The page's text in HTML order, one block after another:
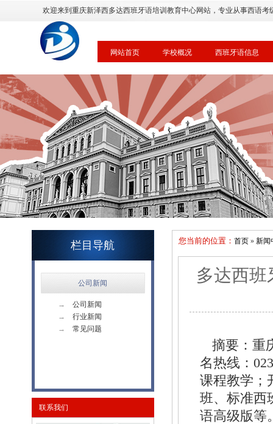
欢迎来到重庆新泽西多达西班牙语培训教育中心网站，专业从事西语考
网站首页 学校概况 西班牙语信息
栏目导航
公司新闻
→
公司新闻
→
行业新闻
→
常见问题
联系我们
您当前的位置： 首页» 新闻
多达西
摘要：重
名热线：
课程教学；
班、标准西
语高级版等